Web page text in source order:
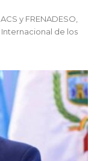
y FRENADESO,
de los